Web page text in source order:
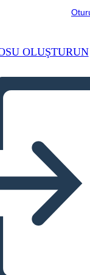
OLUŞTURUN